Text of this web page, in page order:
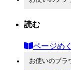
読む
ページめ
お使いのブラ